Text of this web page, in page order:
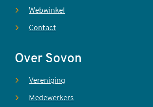
Webwinkel
Contact
Over Sovon
Vereniging
Medewerkers